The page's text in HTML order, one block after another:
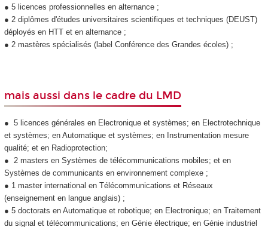
● 5 licences professionnelles en alternance;
● 2 diplômes d'études universitaires scientifiques et techniques (DEUST)
déployés en HTTet en alternance;
● 2 mastères spécialisés (label Conférence des Grandes écoles) ;
mais aussi dans le cadre du LMD
● 5 licences générales en Electronique et systèmes; en Electrotechnique
et systèmes; en Automatique et systèmes; en Instrumentation mesure
qualité; et en Radioprotection;
● 2 masters en Systèmes de télécommunications mobiles; et en
Systèmes de communicants en environnement complexe ;
● 1 master international en Télécommunications et Réseaux
(enseignement en langue anglais) ;
● 5 doctorats en Automatique et robotique; en Electronique; en Traitement
du signal et télécommunications; en Génie électrique; en Génie industriel